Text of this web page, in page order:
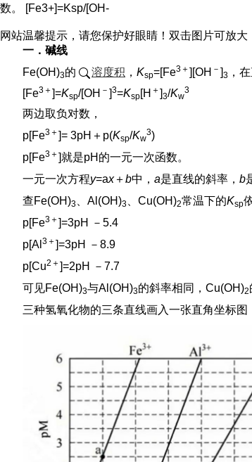
数。 [Fe3+]=Ksp/[OH-
网站温馨提示，请您保护好眼睛！双击图片可放大
一．碱线
Fe(OH)3的 溶度积 ， Ksp=[Fe3＋][OH － ]3 ，
[Fe3＋]=Ksp/[OH － ]3=Ksp[H ＋]3/Kw
3
两边取负对数，
p[Fe3＋]= 3pH＋p(Ksp/Kw
3)
p[Fe3＋]就是pH的一元一次函数。
一元一次方程y=ax＋b中， a是直线的斜率， b
查Fe(OH)3 、Al(OH)3 、Cu(OH)2常温下的Ksp
p[Fe3＋]=3pH －5.4
p[Al 3＋]=3pH －8.9
p[Cu2＋]=2pH －7.7
可见Fe(OH)3与Al(OH)3的斜率相同，Cu(OH)2
三种氢氧化物的三条直线画入一张直角坐标图